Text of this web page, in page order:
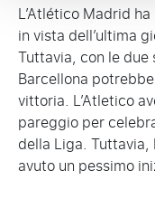
L’Atlético Madrid
in vista dell’ultima
Tuttavia, con le
Barcellona
vittoria. L’Atletico
pareggio per
della Liga.
avuto un pessimo